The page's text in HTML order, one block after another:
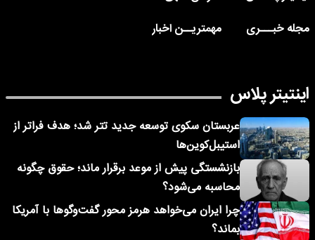
مجله خبـــری
مهمتریــن اخبار
اینتیتر پلاس
عربستان سکوی توسعه جدید تتر شد؛ هدف فراتر از
استیبل‌کوین‌ها
بازنشستگی پیش از موعد برقرار ماند؛ حقوق چگونه
محاسبه می‌شود؟
چرا ایران می‌خواهد هرمز محور گفت‌وگوها با آمریکا
بماند؟